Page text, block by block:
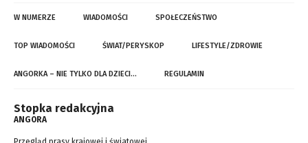
W NUMERZE WIADOMOŚCI SPOŁECZEŃSTWO
TOP WIADOMOŚCI ŚWIAT/PERYSKOP LIFESTYLE/ZDROWIE
ANGORKA – NIE TYLKO DLA DZIECI… REGULAMIN
Stopka redakcyjna
ANGORA